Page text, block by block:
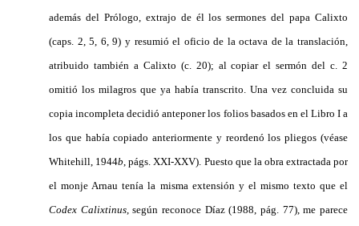
además del Prólogo, extrajo de él los sermones del papa Calixto
(caps. 2, 5, 6, 9) y resumió el oficio de la octava de la translación,
atribuido también a Calixto (c. 20); al copiar el sermón del c. 2
omitió los milagros que ya había transcrito. Una vez concluida su
copia incompleta decidió anteponer los folios basados en el Libro I a
los que había copiado anteriormente y reordenó los pliegos (véase
Whitehill, 1944b , págs. XXI-XXV). Puesto que la obra extractada por
el monje Arnau tenía la misma extensión y el mismo texto que el
Codex Calixtinus, según reconoce Díaz (1988, pág. 77), me parece